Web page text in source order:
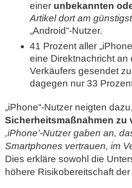
einer unbekannten
Artikel dort am
„Android“-Nutzer.
41 Prozent aller
eine Direktnachricht
Verkäufers gesendet
dagegen nur 33
„iPhone“-Nutzer neigten
Sicherheitsmaßnahmen zu
,iPhone’-Nutzer gaben an,
Smartphones vertrauen, im
Dies erkläre sowohl die
höhere Risikobereitschaft der